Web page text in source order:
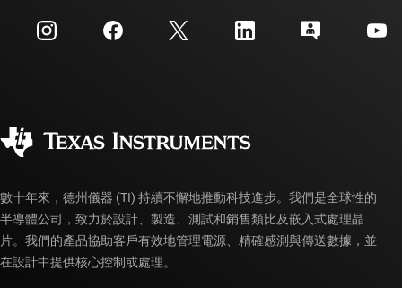
投資人關系
製造
客戶支援中心
myTI 帳戶常見問題解答
訂購 FAQ
數十年來，德州儀器 (TI) 持續不懈地推動科技進步。我們是全球性的
半導體公司，致力於設計、製造、測試和銷售類比及嵌入式處理晶
片。我們的產品協助客戶有效地管理電源、精確感測與傳送數據，並
在設計中提供核心控制或處理。